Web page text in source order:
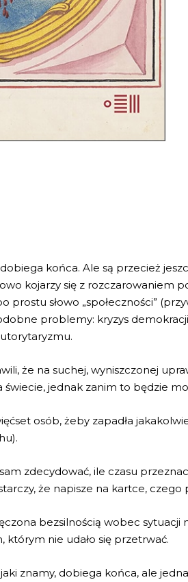
końca. Ale są przecież
kojarzy się z rozczarowaniem
słowo „społeczności”
problemy: kryzys
że na suchej, wyniszczonej
jednak zanim to będzie
osób, żeby zapadła
zdecydować, ile czasu
że napisze na kartce,
bezsilnością wobec
którym nie udało się przetrwać.
znamy, dobiega końca, ale